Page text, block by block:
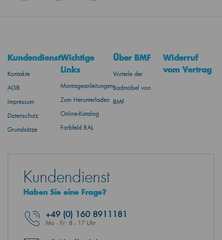
Kundendienst
Kontakte
AGB
Impressum
Datenschutz
Grundsätze
Wichtige
Links
Montageanleitungen
Zum Herunterladen
Online-Katalog
Farbfeld RAL
Über BMF
Vorteile der
Badmöbel von
BMF
Widerruf
vom Vertrag
Kundendienst
Haben Sie eine Frage?
+49 (0) 160 8911181
Mo - Fr: 8 - 17 Uhr